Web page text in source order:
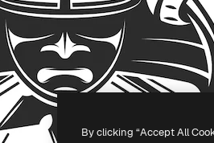
Mobile App
Alle Magnific-Tools
S.L.U. Alle Rechte vorbehalten.
By clicking “Accept All